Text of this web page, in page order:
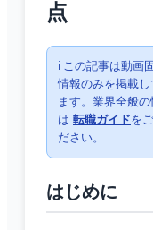
点
ℹ️ この記事は動画
情報のみを掲載し
ます。業界全般の
は 転職ガイドを
ださい。
はじめに